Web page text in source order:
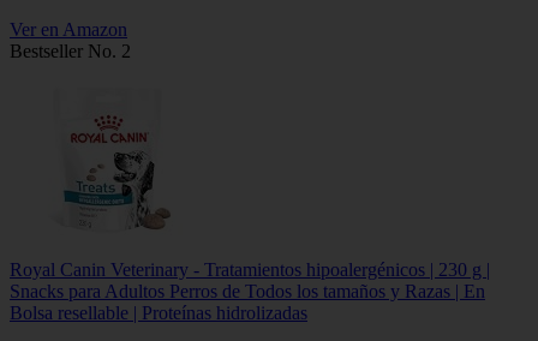
Ver en Amazon
Bestseller No. 2
Royal Canin Veterinary - Tratamientos hipoalergénicos | 230 g |
Snacks para Adultos Perros de Todos los tamaños y Razas | En
Bolsa resellable | Proteínas hidrolizadas